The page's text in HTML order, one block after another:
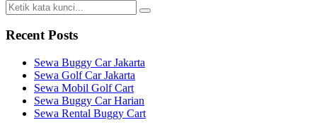
Recent Posts
Sewa Buggy Car Jakarta
Sewa Golf Car Jakarta
Sewa Mobil Golf Cart
Sewa Buggy Car Harian
Sewa Rental Buggy Cart